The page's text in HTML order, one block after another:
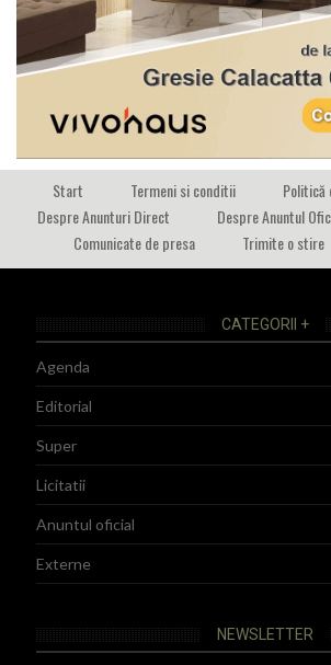
Start Termeni si conditii
Politică
Despre Anunturi Direct
Despre Anuntul
Comunicate de presa
Trimite o stire
CATEGORII +
Agenda
Editorial
Super
Licitatii
Anuntul oficial
Externe
NEWSLETTER